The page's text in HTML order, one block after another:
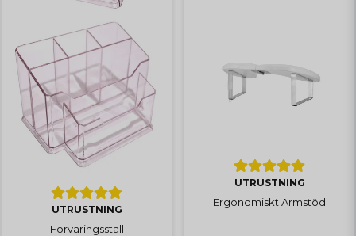
UTRUSTNING
Förvaringsställ
UTRUSTNING
Ergonomiskt Armstöd